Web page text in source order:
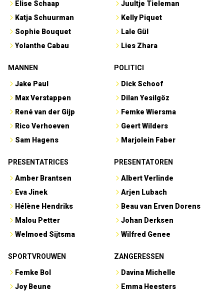
Elise Schaap
Katja Schuurman
Sophie Bouquet
Yolanthe Cabau
Juultje Tieleman
Kelly Piquet
Lale Gül
Lies Zhara
MANNEN
Jake Paul
Max Verstappen
René van der Gijp
Rico Verhoeven
Sam Hagens
POLITICI
Dick Schoof
Dilan Yesilgöz
Femke Wiersma
Geert Wilders
Marjolein Faber
PRESENTATRICES
Amber Brantsen
Eva Jinek
Hélène Hendriks
Malou Petter
Welmoed Sijtsma
PRESENTATOREN
Albert Verlinde
Arjen Lubach
Beau van Erven Dorens
Johan Derksen
Wilfred Genee
SPORTVROUWEN
Femke Bol
Joy Beune
ZANGERESSEN
Davina Michelle
Emma Heesters